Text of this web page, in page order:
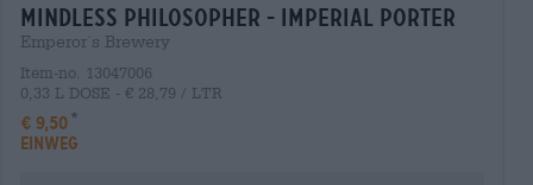
mindless philosopher - imperial porter
Emperor´s Brewery
Item-no. 13047006
0,33 L DOSE - € 28,79 / LTR
€ 9,50
EINWEG